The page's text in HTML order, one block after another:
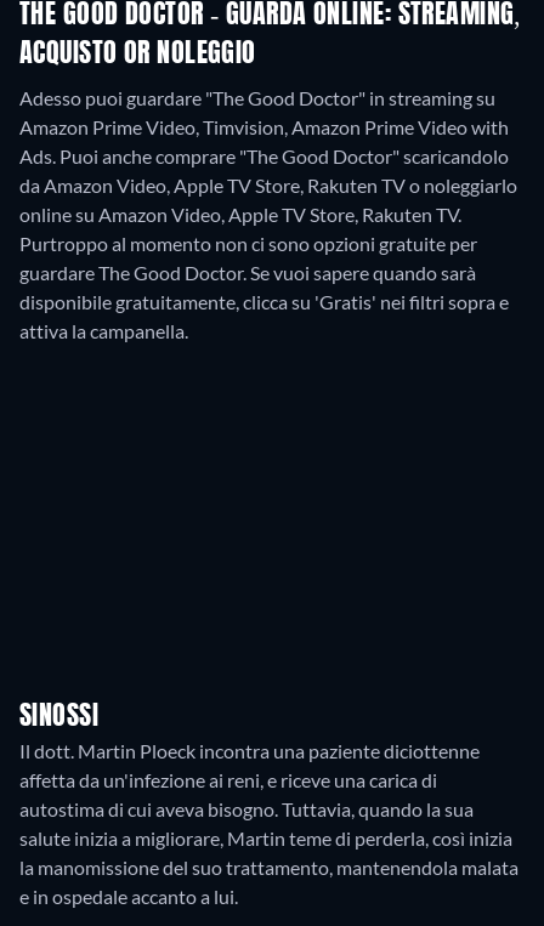
THE GOOD DOCTOR - GUARDA ONLINE: STREAMING,
ACQUISTO OR NOLEGGIO
Adesso puoi guardare "The Good Doctor" in streaming su
Amazon Prime Video, Timvision, Amazon Prime Video with
Ads. Puoi anche comprare "The Good Doctor" scaricandolo
da Amazon Video, Apple TV Store, Rakuten TV o noleggiarlo
online su Amazon Video, Apple TV Store, Rakuten TV.
Purtroppo al momento non ci sono opzioni gratuite per
guardare The Good Doctor. Se vuoi sapere quando sarà
disponibile gratuitamente, clicca su 'Gratis' nei filtri sopra e
attiva la campanella.
SINOSSI
Il dott. Martin Ploeck incontra una paziente diciottenne
affetta da un'infezione ai reni, e riceve una carica di
autostima di cui aveva bisogno. Tuttavia, quando la sua
salute inizia a migliorare, Martin teme di perderla, così inizia
la manomissione del suo trattamento, mantenendola malata
e in ospedale accanto a lui.